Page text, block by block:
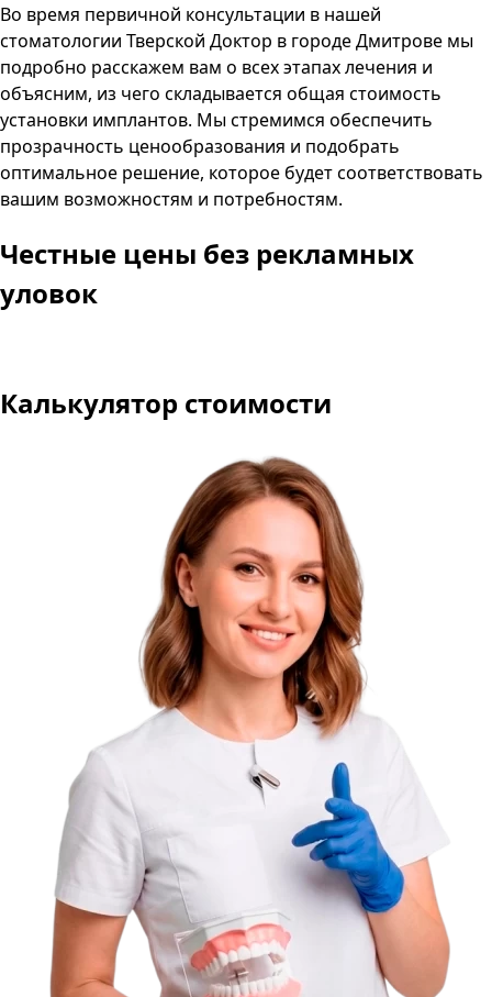
Во время первичной консультации в нашей
стоматологии Тверской Доктор в городе Дмитрове мы
подробно расскажем вам о всех этапах лечения и
объясним, из чего складывается общая стоимость
установки имплантов. Мы стремимся обеспечить
прозрачность ценообразования и подобрать
оптимальное решение, которое будет соответствовать
вашим возможностям и потребностям.
Честные цены без рекламных
уловок
Калькулятор стоимости